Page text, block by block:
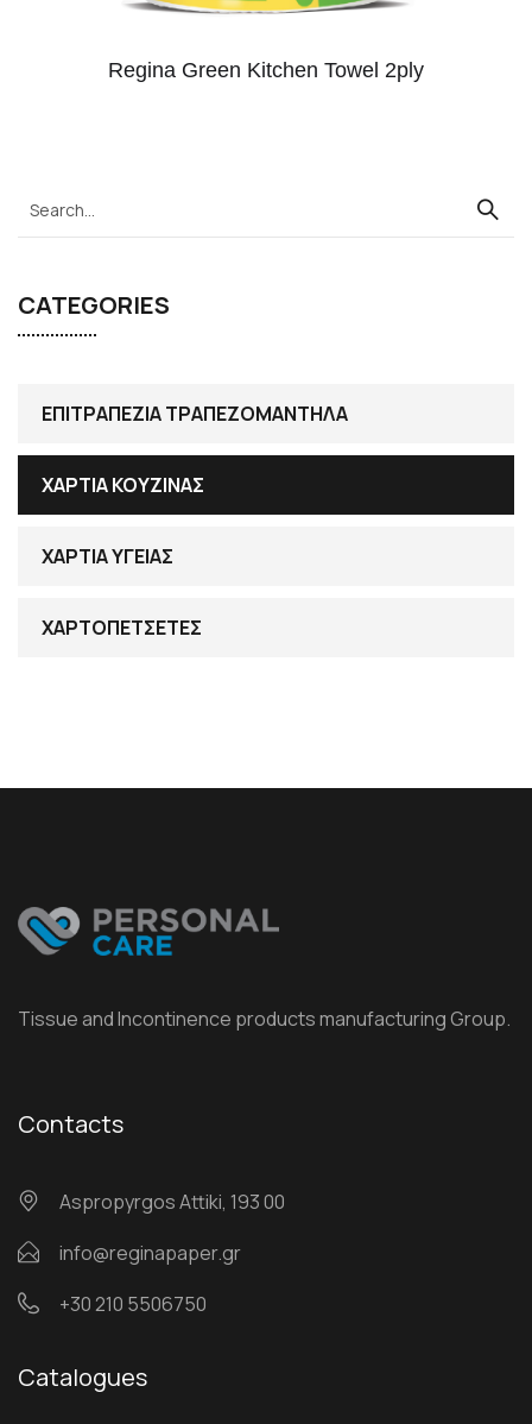
CATEGORIES
ΕΠΙΤΡΑΠΕΖΙΑ ΤΡΑΠΕΖΟΜΑΝΤΗΛΑ
ΧΑΡΤΙΑ ΚΟΥΖΙΝΑΣ
ΧΑΡΤΙΑ ΥΓΕΙΑΣ
ΧΑΡΤΟΠΕΤΣΕΤΕΣ
Regina Green Kitchen Towel 2ply
Tissue and Incontinence products manufacturing Group.
Contacts
Αspropyrgos Attiki, 193 00
info@reginapaper.gr
+30 210 5506750
Catalogues